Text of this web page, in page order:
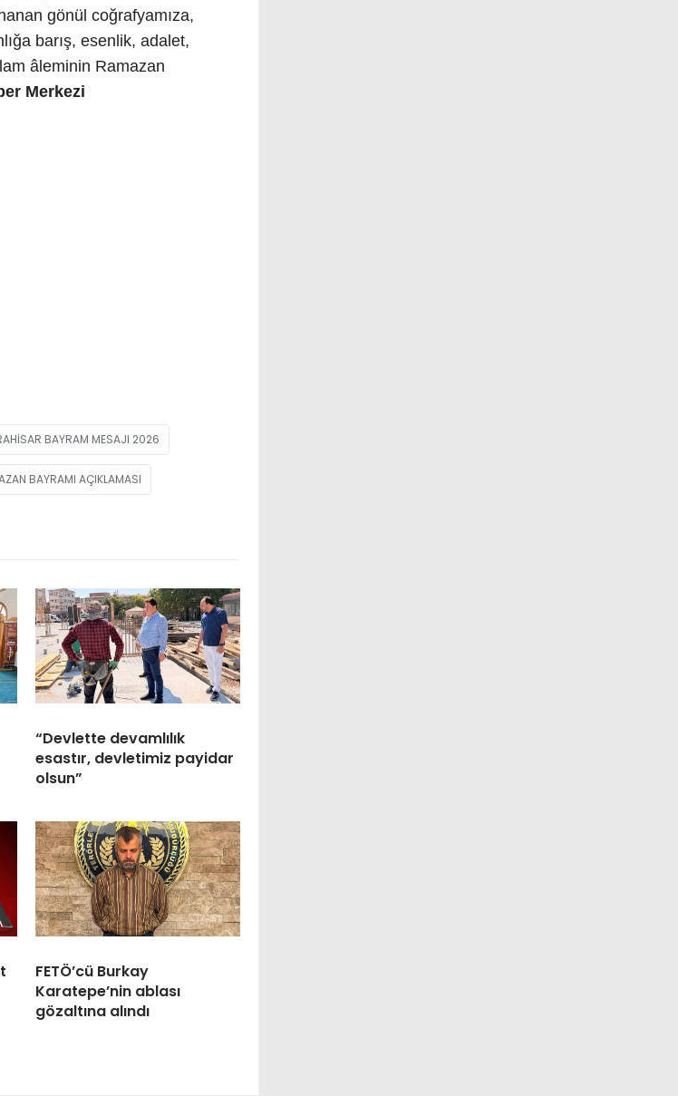
gönül coğrafyamıza,
barış, esenlik, adalet,
âleminin Ramazan
Merkezi
BAYRAM MESAJI 2026
BAYRAMI AÇIKLAMASI
“Devlette devamlılık
esastır, devletimiz payidar
olsun”
FETÖ’cü Burkay
Karatepe’nin ablası
gözaltına alındı